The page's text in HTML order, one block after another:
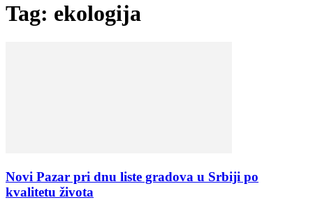
Tag: ekologija
Novi Pazar pri dnu liste gradova u Srbiji po
kvalitetu života